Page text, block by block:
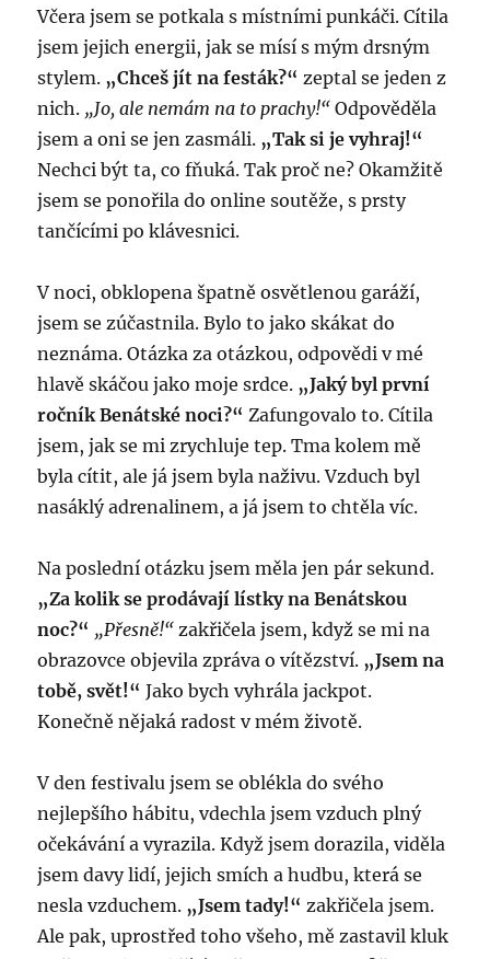
Včera jsem se potkala s místními punkáči. Cítila
jsem jejich energii, jak se mísí s mým drsným
stylem. „Chceš jít na festák?“ zeptal se jeden z
nich. „Jo, ale nemám na to prachy!“ Odpověděla
jsem a oni se jen zasmáli. „Tak si je vyhraj!“
Nechci být ta, co fňuká. Tak proč ne? Okamžitě
jsem se ponořila do online soutěže, s prsty
tančícími po klávesnici.
V noci, obklopena špatně osvětlenou garáží,
jsem se zúčastnila. Bylo to jako skákat do
neznáma. Otázka za otázkou, odpovědi v mé
hlavě skáčou jako moje srdce. „Jaký byl první
ročník Benátské noci?“ Zafungovalo to. Cítila
jsem, jak se mi zrychluje tep. Tma kolem mě
byla cítit, ale já jsem byla naživu. Vzduch byl
nasáklý adrenalinem, a já jsem to chtěla víc.
Na poslední otázku jsem měla jen pár sekund.
„Za kolik se prodávají lístky na Benátskou
noc?“ „Přesně!“ zakřičela jsem, když se mi na
obrazovce objevila zpráva o vítězství. „Jsem na
tobě, svět!“ Jako bych vyhrála jackpot.
Konečně nějaká radost v mém životě.
V den festivalu jsem se oblékla do svého
nejlepšího hábitu, vdechla jsem vzduch plný
očekávání a vyrazila. Když jsem dorazila, viděla
jsem davy lidí, jejich smích a hudbu, která se
nesla vzduchem. „Jsem tady!“ zakřičela jsem.
Ale pak, uprostřed toho všeho, mě zastavil kluk